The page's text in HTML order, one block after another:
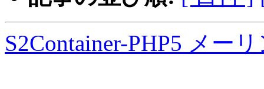
S2Container-PHP5 メー